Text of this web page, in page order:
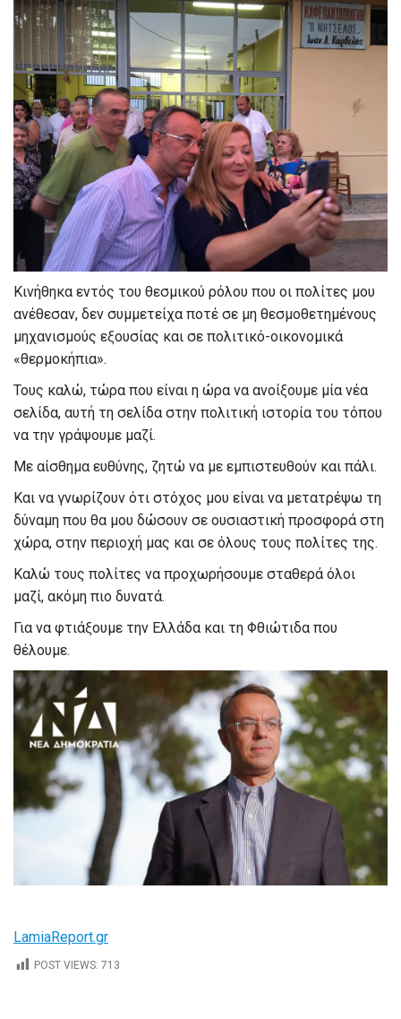
Κινήθηκα εντός του θεσμικού ρόλου που οι πολίτες μου
ανέθεσαν, δεν συμμετείχα ποτέ σε μη θεσμοθετημένους
μηχανισμούς εξουσίας και σε πολιτικό-οικονομικά
«θερμοκήπια».
Τους καλώ, τώρα που είναι η ώρα να ανοίξουμε μία νέα
σελίδα, αυτή τη σελίδα στην πολιτική ιστορία του τόπου
να την γράψουμε μαζί.
Με αίσθημα ευθύνης, ζητώ να με εμπιστευθούν και πάλι.
Και να γνωρίζουν ότι στόχος μου είναι να μετατρέψω τη
δύναμη που θα μου δώσουν σε ουσιαστική προσφορά στη
χώρα, στην περιοχή μας και σε όλους τους πολίτες της.
Καλώ τους πολίτες να προχωρήσουμε σταθερά όλοι
μαζί, ακόμη πιο δυνατά.
Για να φτιάξουμε την Ελλάδα και τη Φθιώτιδα που
θέλουμε.
LamiaReport.gr
POST VIEWS: 713